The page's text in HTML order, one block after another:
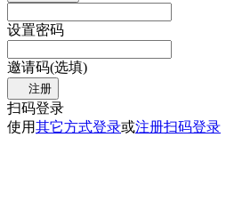
设置密码
邀请码(选填)
注册
扫码登录
使用其它方式登录或注册扫码登录